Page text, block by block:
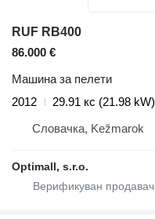
RUF RB400
86.000 €
Машина за пелети
2012
29.91 кс (21.98 kW)
Словачка, Kežmarok
Optimall, s.r.o.